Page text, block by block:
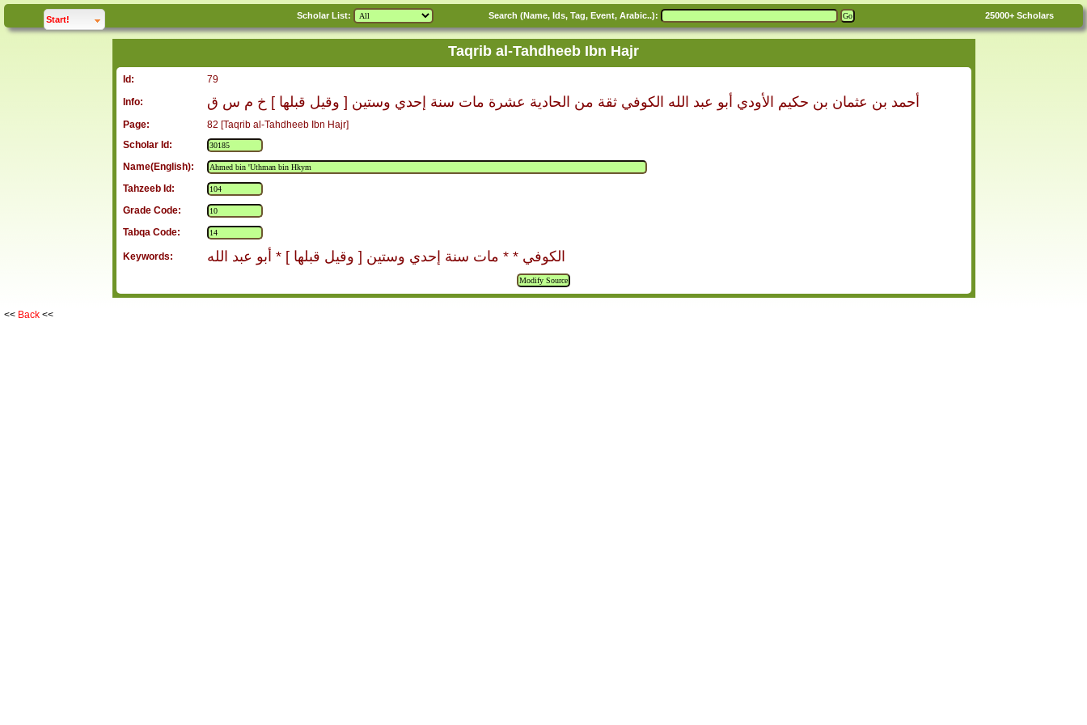
Start!click to Scholar List: Search (Name, Ids, Tag, Event, Arabic..): 25000+ Scholars
Taqrib al-Tahdheeb Ibn Hajr
Id:
79
Info:
أحمد بن عثمان بن حكيم الأودي أبو عبد الله الكوفي ثقة من الحادية عشرة مات سنة إحدي وستين [ وقيل قبلها ] خ م س ق
Page:
82 [Taqrib al-Tahdheeb Ibn Hajr]
Scholar Id:
Name(English):
Tahzeeb Id:
Grade Code:
Tabqa Code:
Keywords: الكوفي * * مات سنة إحدي وستين [ وقيل قبلها ] * أبو عبد الله
<< Back <<